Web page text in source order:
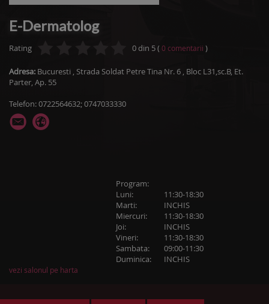
E-Dermatolog
Rating 0din 5( 0 comentarii )
Adresa: Bucuresti , Strada Soldat Petre Tina Nr. 6 , Bloc L31,sc.B, Et.
Parter, Ap. 55
Telefon: 0722564632; 0747033330
Program:
Luni:
11:30-18:30
Marti:
INCHIS
Miercuri:
11:30-18:30
Joi:
INCHIS
Vineri:
11:30-18:30
Sambata:
09:00-11:30
Duminica:
INCHIS
vezi salonul pe harta